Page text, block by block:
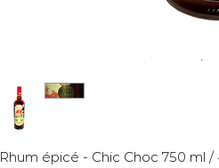
Rhum épicé - Chic Choc 750 ml /